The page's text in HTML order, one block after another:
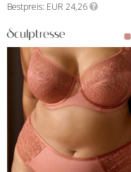
Bestpreis EUR 24,26